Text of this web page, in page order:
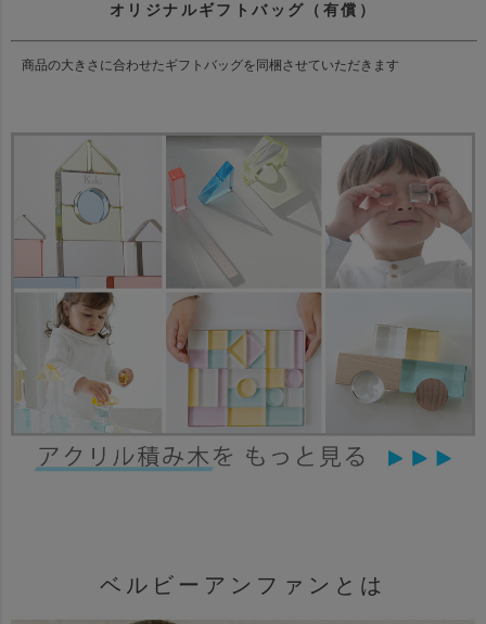
オリジナルギフトバッグ（有償）
商品の大きさに合わせたギフトバッグを同梱させていただきます
ベルビーアンファンとは